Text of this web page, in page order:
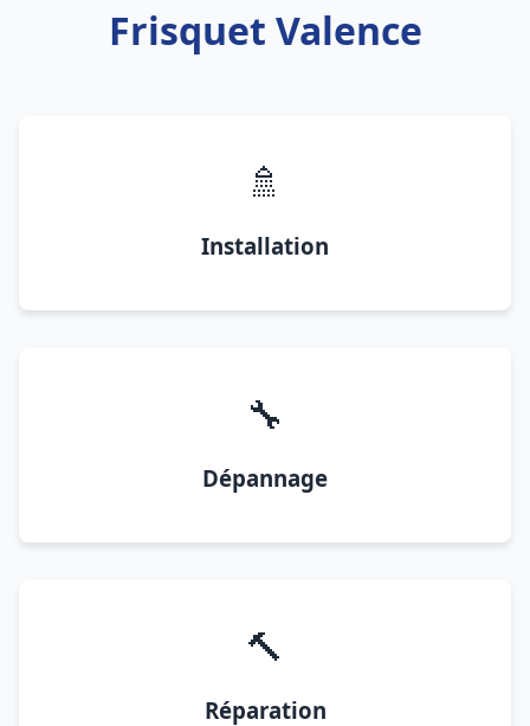
Frisquet Valence
🚿
Installation
🔧
Dépannage
🔨
Réparation